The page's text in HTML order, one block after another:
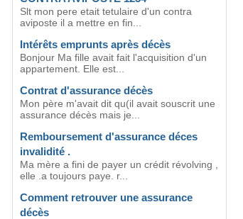
Slt mon pere etait tetulaire d'un contra
aviposte il a mettre en fin...
Intérêts emprunts après décès
Bonjour Ma fille avait fait l'acquisition d'un
appartement. Elle est...
Contrat d'assurance décès
Mon père m'avait dit qu(il avait souscrit une
assurance décès mais je...
Remboursement d'assurance déces
invalidité .
Ma mère a fini de payer un crédit révolving ,
elle .a toujours paye. r...
Comment retrouver une assurance
décès